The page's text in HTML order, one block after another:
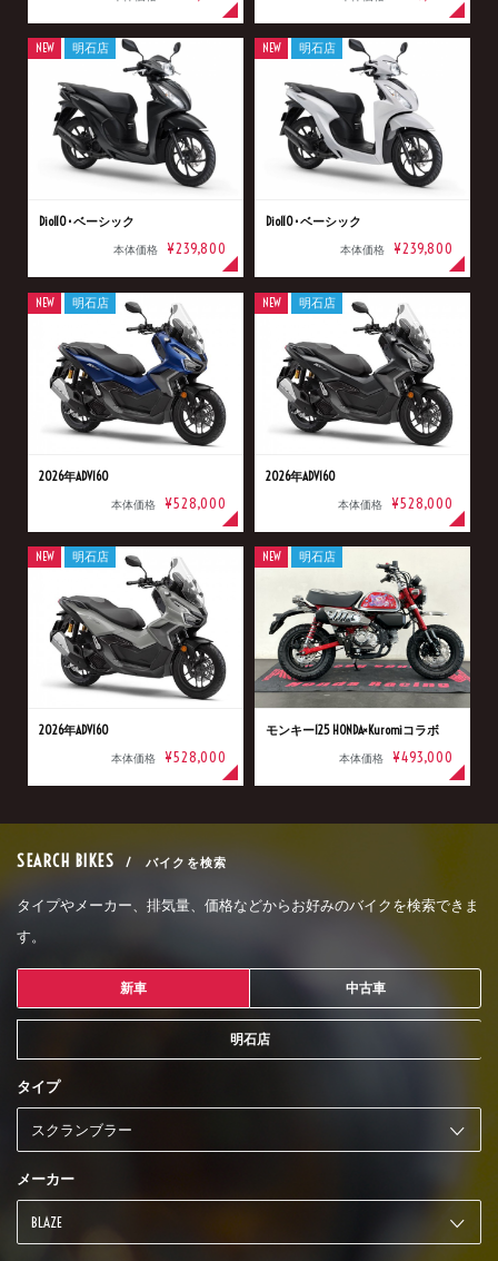
Dio110･ベーシック
本体価格 ¥239,800
NEW 明石店
Dio110･ベーシック
本体価格 ¥239,800
NEW 明石店
2026年ADV160
本体価格 ¥528,000
NEW 明石店
2026年ADV160
本体価格 ¥528,000
NEW 明石店
2026年ADV160
本体価格 ¥528,000
NEW 明石店
モンキー125 HONDA×Kuromiコラボ
本体価格 ¥493,000
NEW 明石店
SEARCH BIKES / バイクを検索
タイプやメーカー、排気量、価格などからお好みのバイクを検索できま
す。
新車 中古車
明石店
タイプ
メーカー